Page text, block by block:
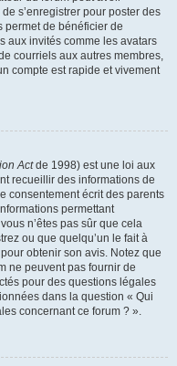
s’enregistrer pour poster des
permet de bénéficier de
aux invités comme les avatars
courriels aux autres membres,
compte est rapide et vivement
Actde 1998) est une loi aux
recueillir des informations de
consentement écrit des parents
permettant
n’êtes pas sûr que cela
ou que quelqu’un le fait à
obtenir son avis. Notez que
ne peuvent pas fournir de
pour des questions légales
dans la question « Qui
concernant ce forum ? ».